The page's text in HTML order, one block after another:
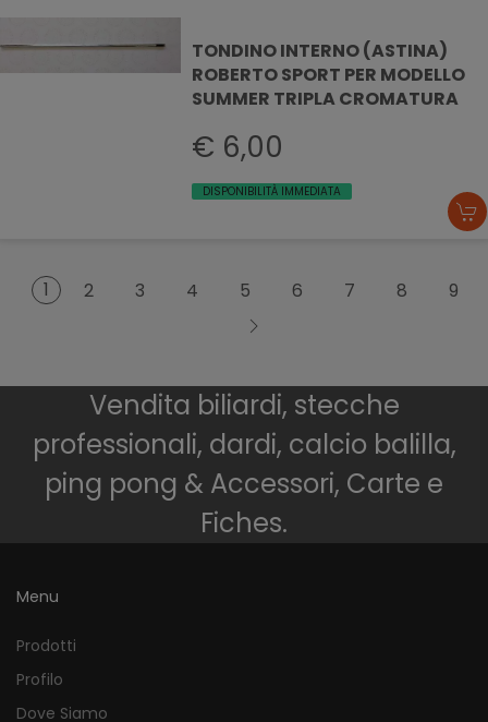
TONDINO INTERNO (ASTINA)
ROBERTO SPORT PER MODELLO
SUMMER TRIPLA CROMATURA
€ 6,00
DISPONIBILITÀ IMMEDIATA
1 2 3 4 5 6 7 8 9
Vendita biliardi, stecche
professionali, dardi, calcio balilla,
ping pong & Accessori, Carte e
Fiches.
Menu
Prodotti
Profilo
Dove Siamo